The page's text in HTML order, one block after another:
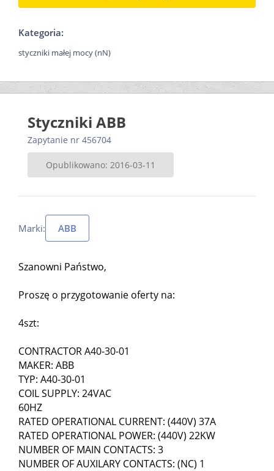
Kategoria:
styczniki małej mocy (nN)
Styczniki ABB
Zapytanie nr 456704
Opublikowano: 2016-03-11
Marki: ABB
Szanowni Państwo,
Proszę o przygotowanie oferty na:
4szt:
CONTRACTOR A40-30-01
MAKER: ABB
TYP: A40-30-01
COIL SUPPLY: 24VAC
60HZ
RATED OPERATIONAL CURRENT: (440V) 37A
RATED OPERATIONAL POWER: (440V) 22KW
NUMBER OF MAIN CONTACTS: 3
NUMBER OF AUXILARY CONTACTS: (NC) 1